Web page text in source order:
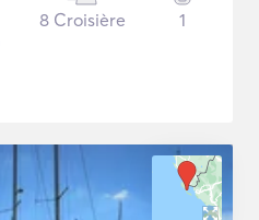
8 Croisière 1